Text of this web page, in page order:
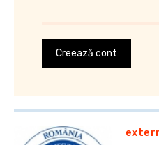
Creează cont